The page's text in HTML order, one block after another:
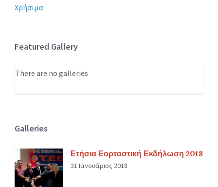
Χρήσιμα
Featured Gallery
There are no galleries
Galleries
Ετήσια Εορταστική Εκδήλωση 2018
31 Ιανουάριος 2018